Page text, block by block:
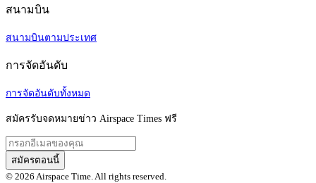
สนามบิน
สนามบินตามประเทศ
การจัดอันดับ
การจัดอันดับทั้งหมด
สมัครรับจดหมายข่าว Airspace Times ฟรี
สมัครตอนนี้
© 2026 Airspace Time. All rights reserved.